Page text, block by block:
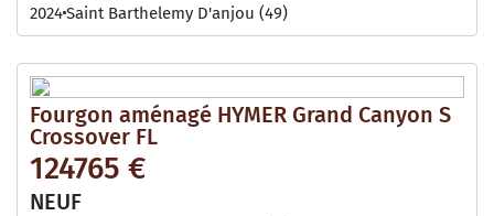
2024Saint Barthelemy D'anjou (49)
Fourgon aménagé HYMER Grand Canyon S
Crossover FL
124765 €
NEUF